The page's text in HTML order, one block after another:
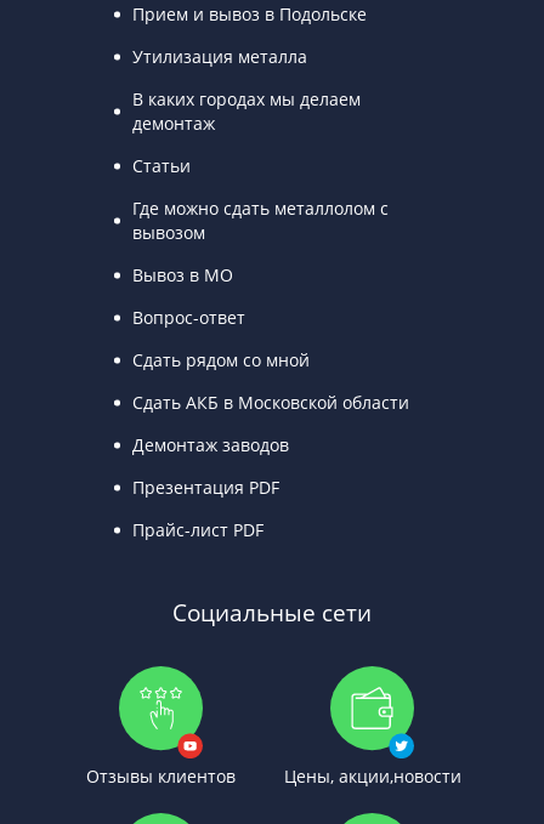
Прием и вывоз в Подольске
Утилизация металла
В каких городах мы делаем
демонтаж
Статьи
Где можно сдать металлолом с
вывозом
Вывоз в МО
Вопрос-ответ
Сдать рядом со мной
Сдать АКБ в Московской области
Демонтаж заводов
Презентация PDF
Прайс-лист PDF
Социальные сети
Отзывы клиентов Цены, акции,новости